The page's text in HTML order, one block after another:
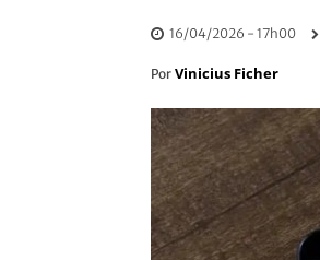
16/04/2026 - 17h00
Por Vinicius Ficher